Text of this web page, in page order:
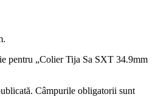
pentru „Colier Tija Sa SXT 34.9mm
Câmpurile obligatorii sunt